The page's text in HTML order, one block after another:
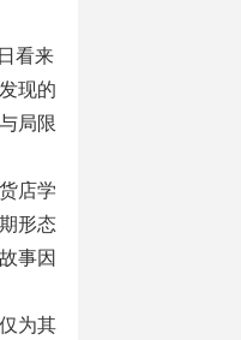
看来
现的
局限
店学
形态
事因
为其